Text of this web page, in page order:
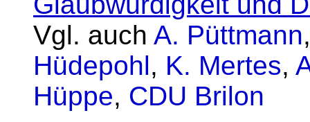
Vgl. auch A. Püttmann
Hüdepohl, K. Mertes,
Hüppe, CDU Brilon